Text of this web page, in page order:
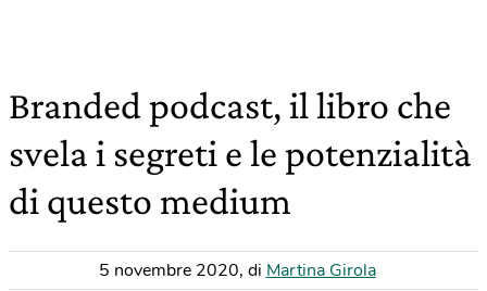
Branded podcast, il libro che
svela i segreti e le potenzialità
di questo medium
5 novembre 2020, di Martina Girola